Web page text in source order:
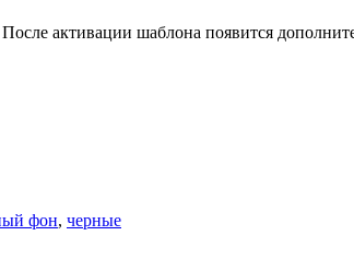
активации шаблона появится
фон, черные